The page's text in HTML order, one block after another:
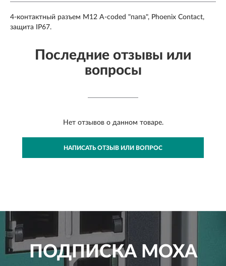
4-контактный разъем M12 A-coded "папа", Phoenix Contact,
защита IP67.
Последние отзывы или
вопросы
Нет отзывов о данном товаре.
НАПИСАТЬ ОТЗЫВ ИЛИ ВОПРОС
ПОДПИСКАMOXA